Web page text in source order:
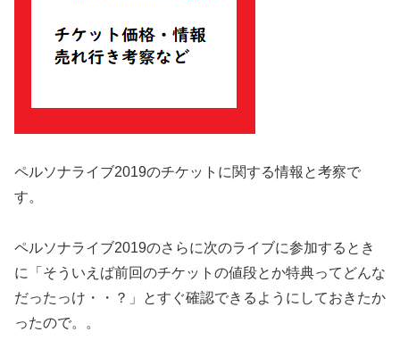
ペルソナライブ2019のチケットに関する情報と考察で
す。
ペルソナライブ2019のさらに次のライブに参加するとき
に「そういえば前回のチケットの値段とか特典ってどんな
だったっけ・・？」とすぐ確認できるようにしておきたか
ったので。。